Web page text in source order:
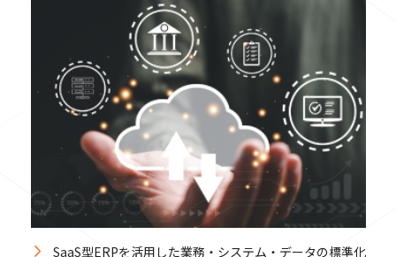
SaaS型ERPを活用した業務・システム・データの標準化